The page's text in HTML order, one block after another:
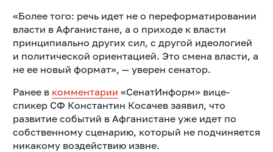
«Более того: речь идет не о переформатировании
власти в Афганистане, а о приходе к власти
принципиально других сил, с другой идеологией
и политической ориентацией. Это смена власти, а
не ее новый формат», — уверен сенатор.
Ранее в комментарии «СенатИнформ» вице-
спикер СФ Константин Косачев заявил, что
развитие событий в Афганистане уже идет по
собственному сценарию, который не подчиняется
никакому воздействию извне.